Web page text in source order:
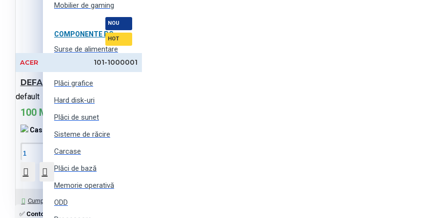
Mobilier de gaming
COMPONENTE PC
Surse de alimentare
Ventilatoare de carcasă
Plăci grafice
Hard disk-uri
Plăci de sunet
Sisteme de răcire
Carcase
Plăci de bază
Memorie operativă
ODD
NOU
HOT
ACER 101-1000001
DEFAULT-products (ro)
default
100 MDL
Cashback: 0 MDL
În Coş
Cumpără cu 1 click
✅ Contoare de bancnote
în Chișinău cu livrare gratuită în toată țara. A comanda